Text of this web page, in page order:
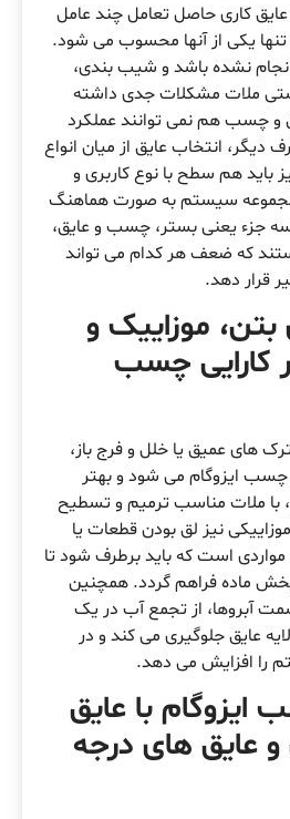
عایق کاری حاصل تعامل چند عامل
یکی از آنها محسوب می شود.
نشده باشد و شیب بندی،
ملات مشکلات جدی داشته
و چسب هم نمی توانند عملکرد
دیگر، انتخاب عایق از میان انواع
باید هم سطح با نوع کاربری و
مجموعه سیستم به صورت هماهنگ
جزء یعنی بستر، چسب و عایق،
که ضعف هر کدام می تواند
قرار دهد.
بتن، موزاییک و
کارایی چسب
های عمیق یا خلل و فرج باز،
ایزوگام می شود و بهتر
با ملات مناسب ترمیم و تسطیح
نیز لق بودن قطعات یا
است که باید برطرف شود تا
ماده فراهم گردد. همچنین
آبروها، از تجمع آب در یک
عایق جلوگیری می کند و در
را افزایش می دهد.
با عایق
عایق های درجه